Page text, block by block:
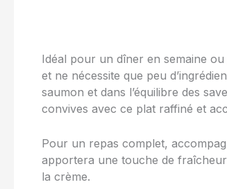
Idéal pour un dîner en semaine
et ne nécessite que peu
saumon et dans l’équilibre des
convives avec ce plat raffiné et
Pour un repas complet,
apportera une touche de fraîcheur
la crème.